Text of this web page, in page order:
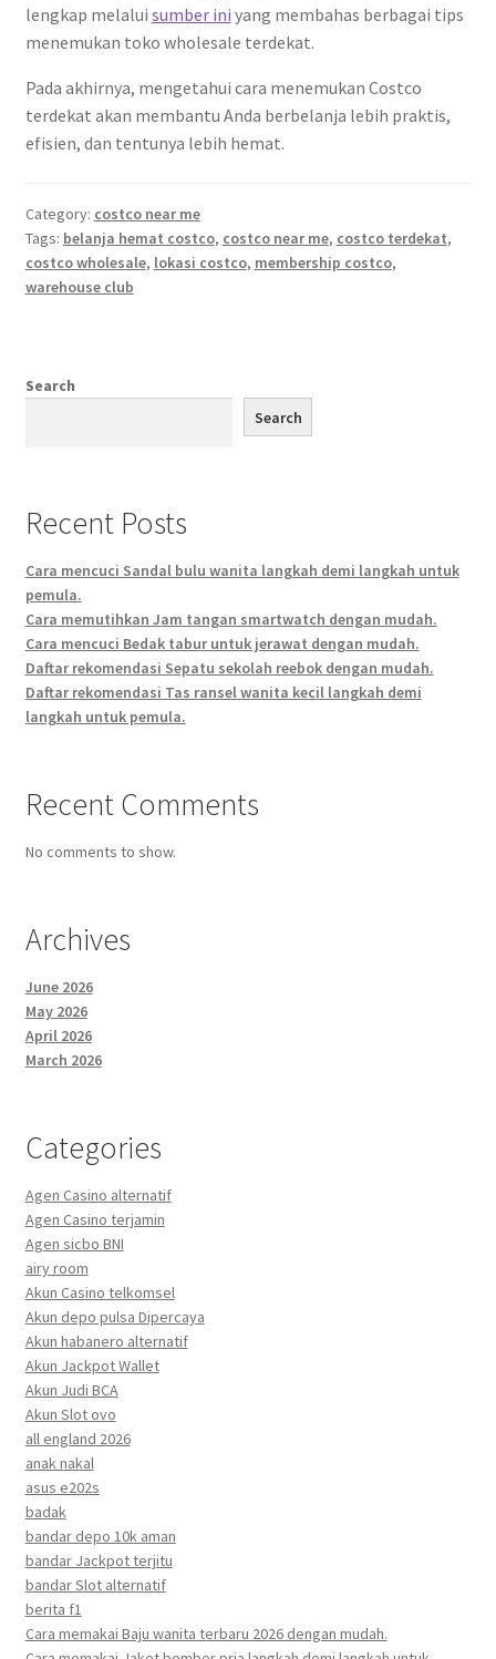
lengkap melalui sumber ini yang membahas berbagai tips
menemukan toko wholesale terdekat.
Pada akhirnya, mengetahui cara menemukan Costco
terdekat akan membantu Anda berbelanja lebih praktis,
efisien, dan tentunya lebih hemat.
Category: costco near me
Tags: belanja hemat costco, costco near me, costco terdekat,
costco wholesale, lokasi costco, membership costco,
warehouse club
Search
Search
Recent Posts
Cara mencuci Sandal bulu wanita langkah demi langkah untuk
pemula.
Cara memutihkan Jam tangan smartwatch dengan mudah.
Cara mencuci Bedak tabur untuk jerawat dengan mudah.
Daftar rekomendasi Sepatu sekolah reebok dengan mudah.
Daftar rekomendasi Tas ransel wanita kecil langkah demi
langkah untuk pemula.
Recent Comments
No comments to show.
Archives
June 2026
May 2026
April 2026
March 2026
Categories
Agen Casino alternatif
Agen Casino terjamin
Agen sicbo BNI
airy room
Akun Casino telkomsel
Akun depo pulsa Dipercaya
Akun habanero alternatif
Akun Jackpot Wallet
Akun Judi BCA
Akun Slot ovo
all england 2026
anak nakal
asus e202s
badak
bandar depo 10k aman
bandar Jackpot terjitu
bandar Slot alternatif
berita f1
Cara memakai Baju wanita terbaru 2026 dengan mudah.